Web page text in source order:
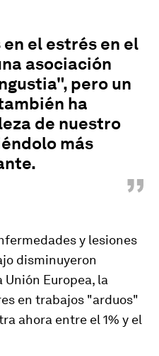
el estrés en el
asociación
pero un
ha
de nuestro
más
”
y lesiones
disminuyeron
Europea, la
en trabajos "arduos"
ahora entre el 1% y el